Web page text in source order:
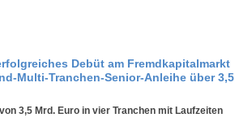
Debüt am Fremdkapitalmarkt
Multi-Tranchen-Senior-Anleihe über 3,5
3,5 Mrd. Euro in vier Tranchen mit Laufzeiten